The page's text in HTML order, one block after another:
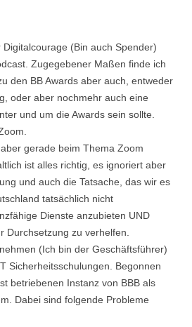
(Bin auch Spender)
Zugegebener Maßen finde ich
den BB Awards aber auch, entweder
oder aber nochmehr auch eine
und um die Awards sein sollte.
gerade beim Thema Zoom
ist alles richtig, es ignoriert aber
und auch die Tatsache, das wir es
tatsächlich nicht
Dienste anzubieten UND
Durchsetzung zu verhelfen.
(Ich bin der Geschäftsführer)
Sicherheitsschulungen. Begonnen
betriebenen Instanz von BBB als
Dabei sind folgende Probleme